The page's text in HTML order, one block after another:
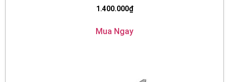
1.400.000₫
Mua Ngay